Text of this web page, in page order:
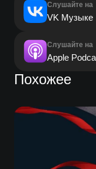
Слушайте на
VK Музыке
Слушайте на
Apple
Похожее